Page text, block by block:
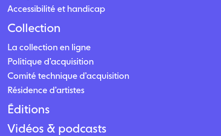
Accessibilité et handicap
Collection
La collection en ligne
Politique d’acquisition
Comité technique d’acquisition
Résidence d’artistes
Éditions
Vidéos & podcasts